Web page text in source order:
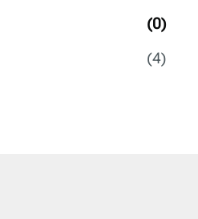
(0)
(4)